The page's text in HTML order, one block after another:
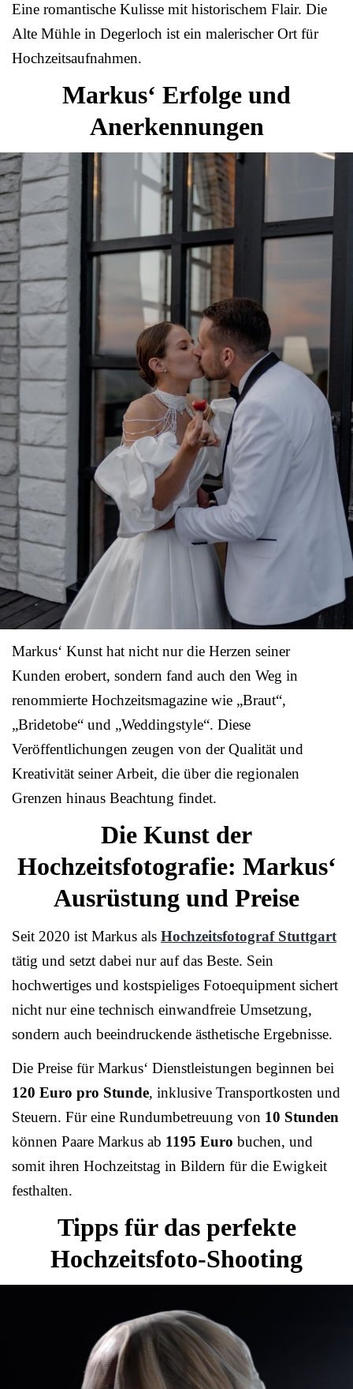
Eine romantische Kulisse mit historischem Flair. Die
Alte Mühle in Degerloch ist ein malerischer Ort für
Hochzeitsaufnahmen.
Markus‘ Erfolge und
Anerkennungen
Markus‘ Kunst hat nicht nur die Herzen seiner
Kunden erobert, sondern fand auch den Weg in
renommierte Hochzeitsmagazine wie „Braut“,
„Bridetobe“ und „Weddingstyle“. Diese
Veröffentlichungen zeugen von der Qualität und
Kreativität seiner Arbeit, die über die regionalen
Grenzen hinaus Beachtung findet.
Die Kunst der
Hochzeitsfotografie: Markus‘
Ausrüstung und Preise
Seit 2020 ist Markus als Hochzeitsfotograf Stuttgart
tätig und setzt dabei nur auf das Beste. Sein
hochwertiges und kostspieliges Fotoequipment sichert
nicht nur eine technisch einwandfreie Umsetzung,
sondern auch beeindruckende ästhetische Ergebnisse.
Die Preise für Markus‘ Dienstleistungen beginnen bei
120 Euro pro Stunde, inklusive Transportkosten und
Steuern. Für eine Rundumbetreuung von 10 Stunden
können Paare Markus ab 1195 Euro buchen, und
somit ihren Hochzeitstag in Bildern für die Ewigkeit
festhalten.
Tipps für das perfekte
Hochzeitsfoto-Shooting